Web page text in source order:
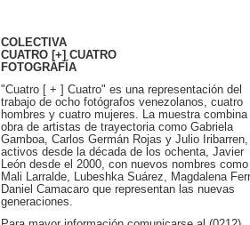
COLECTIVA
CUATRO [+] CUATRO
FOTOGRAFÍA
"Cuatro [ + ] Cuatro" es una representación del
trabajo de ocho fotógrafos venezolanos, cuatro
hombres y cuatro mujeres. La muestra combina
obra de artistas de trayectoria como Gabriela
Gamboa, Carlos Germán Rojas y Julio Iribarren,
activos desde la década de los ochenta, Javier
León desde el 2000, con nuevos nombres como
Mali Larralde, Lubeshka Suárez, Magdalena
Daniel Camacaro que representan las nuevas
generaciones.